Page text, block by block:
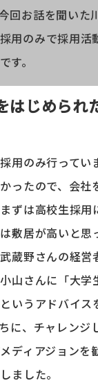
回お話を聞いた
用のみで採用活
す。
はじめられ
用のみ行ってい
ったので、会社
ずは高校生採用
敷居が高いと思
蔵野さんの経営
山さんに「大学
いうアドバイス
に、チャレンジ
ディアジョンを
ました。